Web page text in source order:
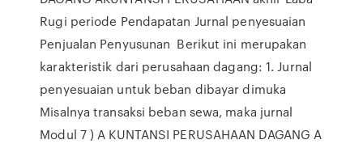
Rugi periode Pendapatan Jurnal penyesuaian
Penjualan Penyusunan Berikut ini merupakan
karakteristik dari perusahaan dagang: 1. Jurnal
penyesuaian untuk beban dibayar dimuka
Misalnya transaksi beban sewa, maka jurnal
Modul 7 ) A KUNTANSI PERUSAHAAN DAGANG A